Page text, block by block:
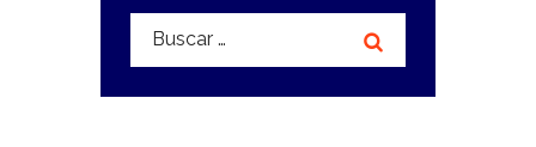
Buscar: